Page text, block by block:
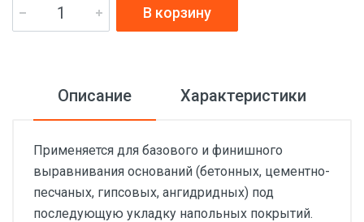
В корзину
Описание Характеристики
Применяется для базового и финишного
выравнивания оснований (бетонных, цементно-
песчаных, гипсовых, ангидридных) под
последующую укладку напольных покрытий.